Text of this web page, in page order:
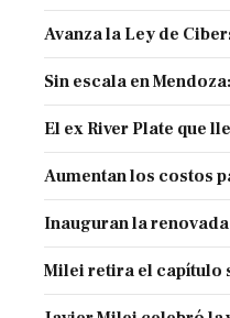
Avanza la Ley de
Sin escala en
El ex River Plate que
Aumentan los costos
Inauguran la
Milei retira el capítulo